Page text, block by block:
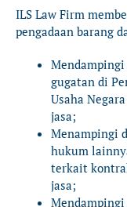
ILS Law Firm
pengadaan barang
gugatan di
Usaha
jasa;
Menampingi
hukum
terkait
jasa;